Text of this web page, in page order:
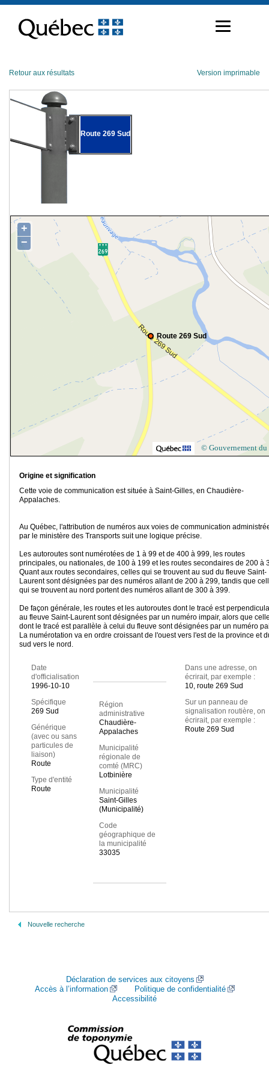
contenu
Retour aux résultats Version imprimable
Route 269 Sud
Route 269 Sud
+
−
© Gouvernement du
Origine et signification
Cette voie de communication est située à Saint-Gilles, en Chaudière-
Appalaches.
Au Québec, l'attribution de numéros aux voies de communication
par le ministère des Transports suit une logique précise.
Les autoroutes sont numérotées de 1 à 99 et de 400 à 999, les routes
principales, ou nationales, de 100 à 199 et les routes secondaires de 200 à
Quant aux routes secondaires, celles qui se trouvent au sud du fleuve Saint-
Laurent sont désignées par des numéros allant de 200 à 299, tandis que
qui se trouvent au nord portent des numéros allant de 300 à 399.
De façon générale, les routes et les autoroutes dont le tracé est
au fleuve Saint-Laurent sont désignées par un numéro impair, alors que
dont le tracé est parallèle à celui du fleuve sont désignées par un numéro
La numérotation va en ordre croissant de l'ouest vers l'est de la province et
sud vers le nord.
Date
d'officialisation
1996-10-10
Spécifique
269 Sud
Générique
(avec ou sans
particules de
liaison)
Route
Type d'entité
Route
Région
administrative
Chaudière-
Appalaches
Municipalité
régionale de
comté (MRC)
Lotbinière
Municipalité
Saint-Gilles
(Municipalité)
Code
géographique de
la municipalité
33035
Dans une adresse, on
écrirait, par exemple :
10, route 269 Sud
Sur un panneau de
signalisation routière, on
écrirait, par exemple :
Route 269 Sud
Nouvelle recherche
Déclaration de services aux citoyens
Accès à l’information
Politique de confidentialité
Accessibilité